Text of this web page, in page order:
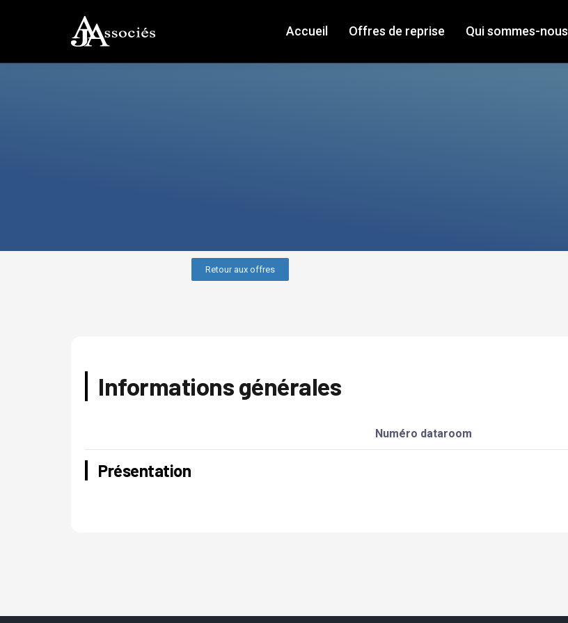
Accueil Offres de reprise Qui sommes-nous
Retour aux offres
Informations générales
Numéro dataroom
Présentation